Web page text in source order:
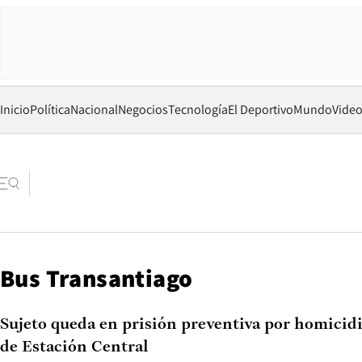
InicioPolíticaNacionalNegociosTecnologíaEl DeportivoMundo
Bus Transantiago
Sujeto queda en prisión preventiva por
de Estación Central